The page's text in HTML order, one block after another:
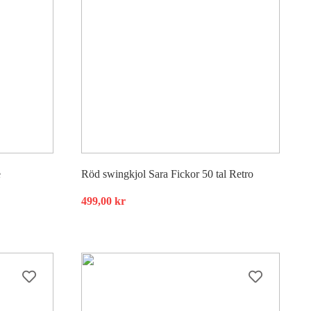
Röd swingkjol Sara Fickor 50 tal Retro
499,00 kr